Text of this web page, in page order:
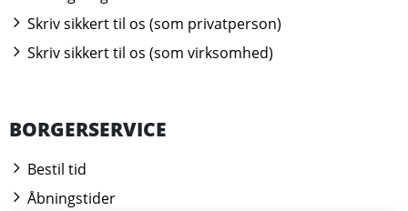
Skriv sikkert til os (som privatperson)
Skriv sikkert til os (som virksomhed)
BORGERSERVICE
Bestil tid
Åbningstider